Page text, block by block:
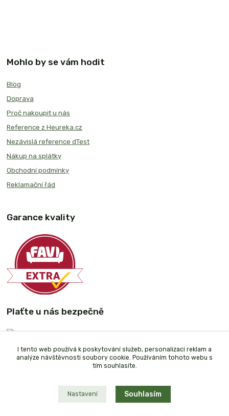
Mohlo by se vám hodit
Blog
Doprava
Proč nakoupit u nás
Reference z Heureka.cz
Nezávislá reference dTest
Nákup na splátky
Obchodní podmínky
Reklamační řád
Garance kvality
Plaťte u nás bezpečně
I tento web používá k poskytování služeb, personalizaci reklam a
analýze návštěvnosti soubory cookie. Používáním tohoto webu s
tím souhlasíte.
Nastavení Souhlasím